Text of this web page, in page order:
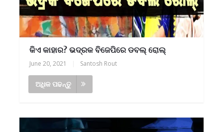
କିଏ କାହାର? ଭଦ୍ରକ ବିଜେପିରେ ଡବଲ୍ ରୋଲ୍
June 20, 2021 Santosh Rout
ଅଧିକ ପଢନ୍ତୁ